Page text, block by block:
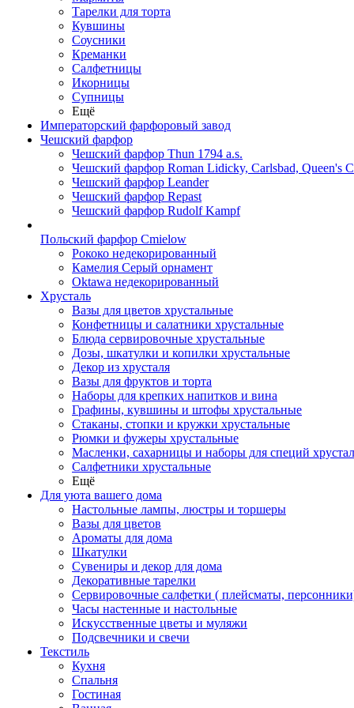
Тарелки для торта
Кувшины
Соусники
Креманки
Салфетницы
Икорницы
Супницы
Ещё
Императорский фарфоровый завод
Чешский фарфор
Чешский фарфор Thun 1794 a.s.
Чешский фарфор Roman Lidicky, Carlsbad, Queen's
Чешский фарфор Leander
Чешский фарфор Repast
Чешский фарфор Rudolf Kampf
Польский фарфор Сmielow
Рококо недекорированный
Камелия Серый орнамент
Oktawa недекорированный
Хрусталь
Вазы для цветов хрустальные
Конфетницы и салатники хрустальные
Блюда сервировочные хрустальные
Дозы, шкатулки и копилки хрустальные
Декор из хрусталя
Вазы для фруктов и торта
Наборы для крепких напитков и вина
Графины, кувшины и штофы хрустальные
Стаканы, стопки и кружки хрустальные
Рюмки и фужеры хрустальные
Масленки, сахарницы и наборы для специй
Салфетники хрустальные
Ещё
Для уюта вашего дома
Настольные лампы, люстры и торшеры
Вазы для цветов
Ароматы для дома
Шкатулки
Сувениры и декор для дома
Декоративные тарелки
Сервировочные салфетки ( плейсматы,
Часы настенные и настольные
Искусственные цветы и муляжи
Подсвечники и свечи
Текстиль
Кухня
Спальня
Гостиная